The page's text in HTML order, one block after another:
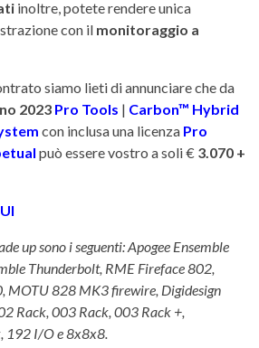
inoltre, potete rendere unica
con il monitoraggio a
siamo lieti di annunciare che da
2023 Pro Tools | Carbon™ Hybrid
con inclusa una licenza Pro
può essere vostro a soli € 3.070 +
up sono i seguenti: Apogee Ensemble
Thunderbolt, RME Fireface 802,
MOTU 828 MK3 firewire, Digidesign
Rack, 003 Rack, 003 Rack +,
192 I/O e 8x8x8.